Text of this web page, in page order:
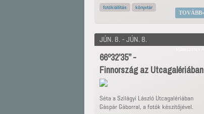
fotókiállítás könyvtár
TOVÁBB
JÚN. 8. - JÚN. 8.
66º32’35’’ -
Finnország az Utcagalériában
Séta a Szilágyi László Utcagalériában
Gáspár Gáborral, a fotók készítőjével.